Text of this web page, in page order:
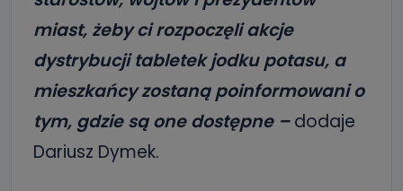
miast, żeby ci rozpoczęli akcje
dystrybucji tabletek jodku potasu, a
mieszkańcy zostaną poinformowani o
tym, gdzie są one dostępne – dodaje
Dariusz Dymek.